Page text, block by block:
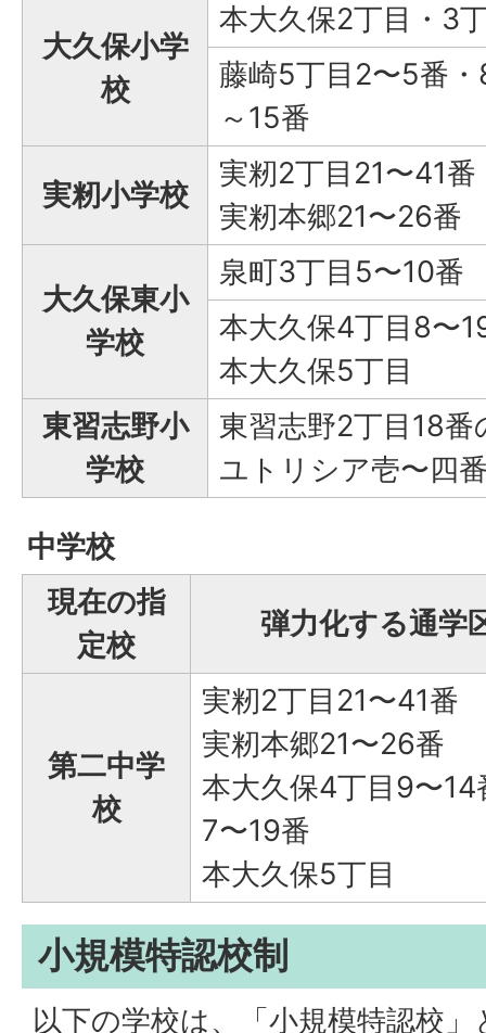
大久保小学
校
本大久保2丁目・3
藤崎5丁目2〜5番
～15番
実籾小学校
実籾2丁目21〜41番
実籾本郷21〜26番
大久保東小
学校
泉町3丁目5〜10番
本大久保4丁目8〜
本大久保5丁目
東習志野小
学校
東習志野2丁目18番
ユトリシア壱〜四
中学校
現在の指
定校
弾力化する通学
第二中学
校
実籾2丁目21〜41番
実籾本郷21〜26番
本大久保4丁目9〜14
7〜19番
本大久保5丁目
小規模特認校制
以下の学校は、「小規模特認校